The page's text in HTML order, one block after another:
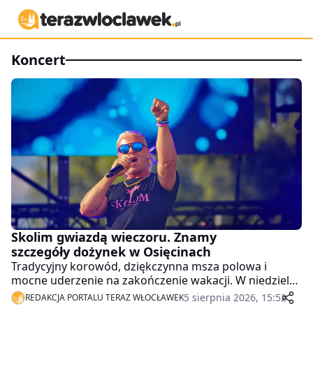
koncert
Skolim gwiazdą wieczoru. Znamy
szczegóły dożynek w Osięcinach
Tradycyjny korowód, dziękczynna msza polowa i
mocne uderzenie na zakończenie wakacji. W niedzielę,
16 sierpnia, w Osięcinach odbędą się gminno-
parafialne dożynki. Główną gwiazdą tegorocznej
REDAKCJA PORTALU TERAZ WŁOCŁAWEK5 sierpnia 2026, 15:52